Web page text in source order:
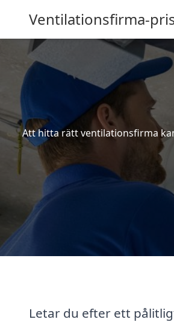
Ventilationsfirma-
Att hitta rätt ventilationsfirma
Letar du efter ett